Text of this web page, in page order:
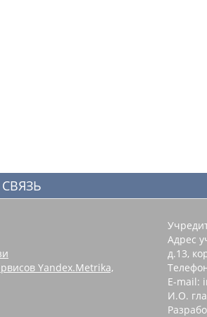
Yandex.Metrika,
Адрес
д.13,
E-mail:
И.О.